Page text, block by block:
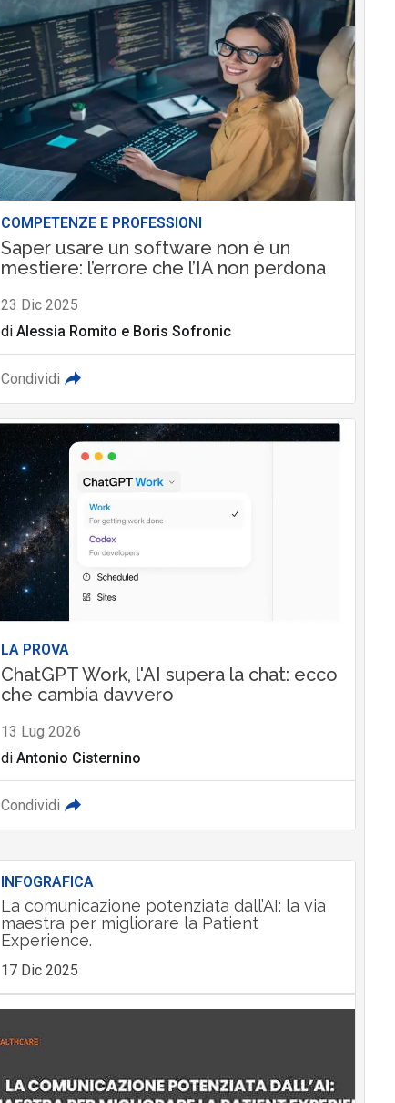
COMPETENZE E PROFESSIONI
Saper usare un software non è un
mestiere: l’errore che l’IA non perdona
23 Dic 2025
di Alessia Romito e Boris Sofronic
Condividi
LA PROVA
ChatGPT Work, l'AI supera la chat: ecco
che cambia davvero
13 Lug 2026
di Antonio Cisternino
Condividi
INFOGRAFICA
La comunicazione potenziata dall’AI: la via
maestra per migliorare la Patient
Experience.
17 Dic 2025